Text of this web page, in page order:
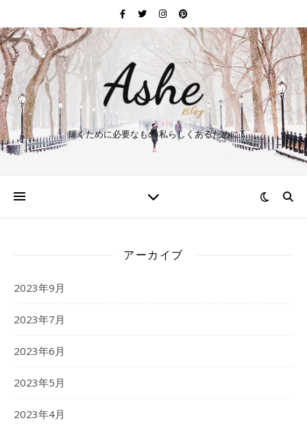
輝くために必要なもの 私らしくあるために
アーカイブ
2023年9月
2023年7月
2023年6月
2023年5月
2023年4月